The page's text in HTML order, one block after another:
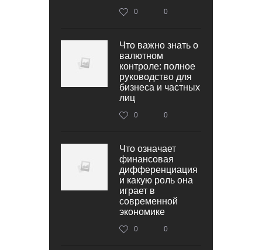
0 0
Что важно знать о
валютном
контроле: полное
руководство для
бизнеса и частных
лиц
0 0
Что означает
финансовая
дифференциация
и какую роль она
играет в
современной
экономике
0 0